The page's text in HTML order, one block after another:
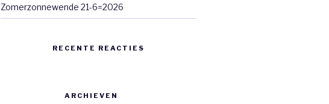
Zomerzonnewende 21-6=2026
RECENTE REACTIES
ARCHIEVEN